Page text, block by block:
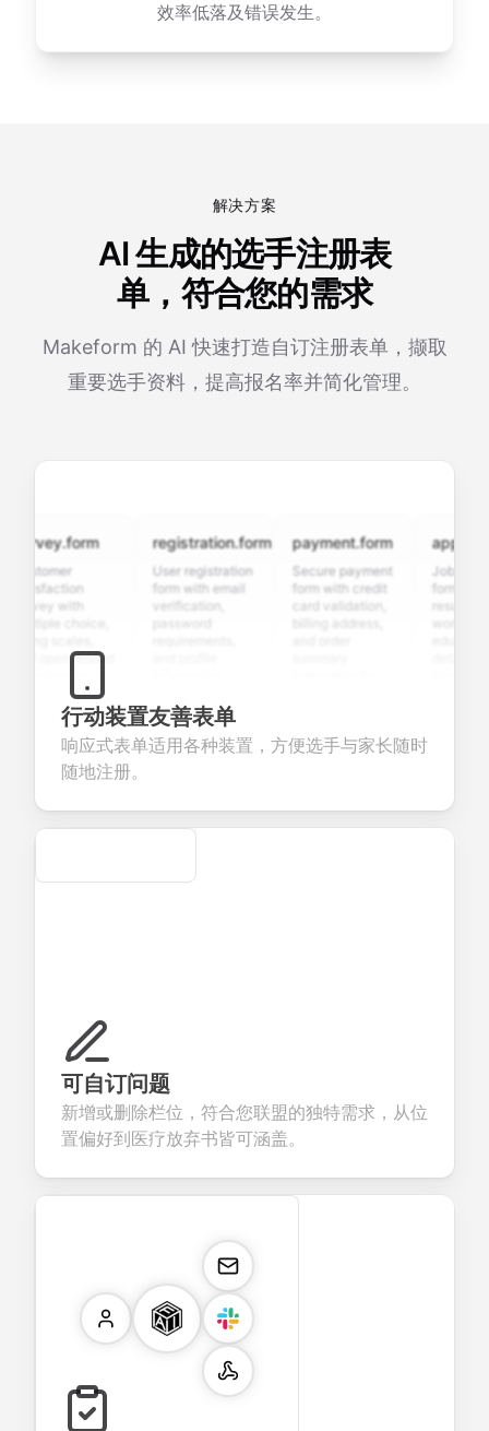
效率低落及错误发生。
解决方案
AI 生成的选手注册表
单，符合您的需求
Makeform 的 AI 快速打造自订注册表单，撷取
重要选手资料，提高报名率并简化管理。
with
open-ended
valuable
about
products or
registration.form
User registration
form with email
verification,
seamless
account
creation.
payment.form
Secure payment
form with credit
card validation,
Job
form with
resume
candidate
行动装置友善表单
响应式表单适用各种装置，方便选手与家长随时
随地注册。
Secure
可自订问题
新增或删除栏位，符合您联盟的独特需求，从位
置偏好到医疗放弃书皆可涵盖。